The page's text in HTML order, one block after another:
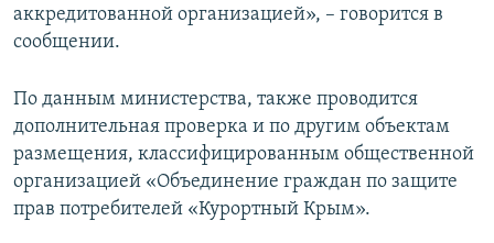
аккредитованной организацией», – говорится в
сообщении.
По данным министерства, также проводится
дополнительная проверка и по другим объектам
размещения, классифицированным общественной
организацией «Объединение граждан по защите
прав потребителей «Курортный Крым».